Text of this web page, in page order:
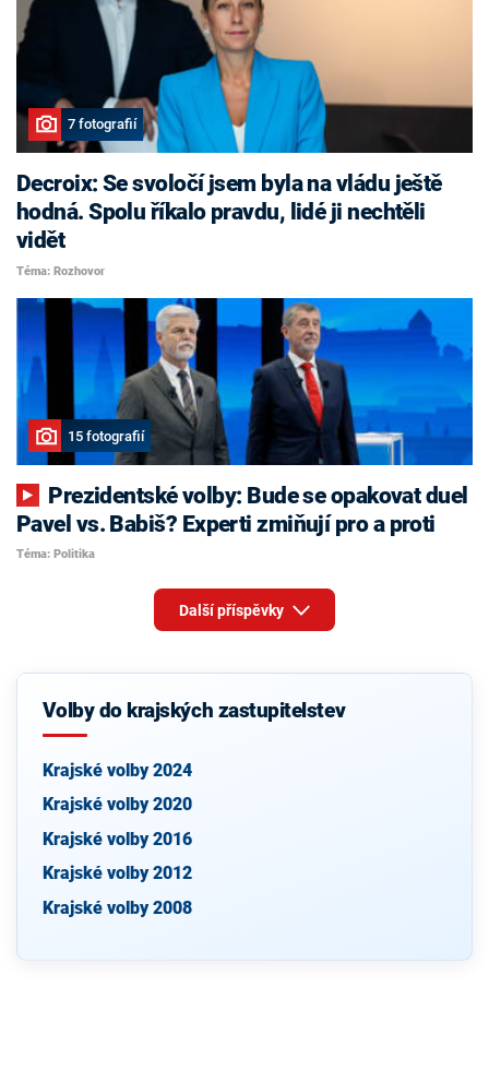
7 fotografií
Decroix: Se svoločí jsem byla na vládu ještě
hodná. Spolu říkalo pravdu, lidé ji nechtěli
vidět
Téma: Rozhovor
15 fotografií
Pavel vs. Babiš? Experti zmiňují pro a proti
Téma: Politika
Další příspěvky
Volby do krajských zastupitelstev
Krajské volby 2024
Krajské volby 2020
Krajské volby 2016
Krajské volby 2012
Krajské volby 2008